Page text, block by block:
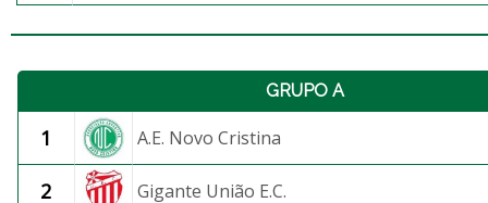
GRUPO A
1 A.E. Novo Cristina
2 Gigante União E.C.